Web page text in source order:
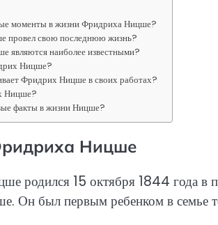
моменты в жизни Фридриха Ницше?
провел свою последнюю жизнь?
являются наиболее известными?
Ницше?
Фридрих Ницше в своих работах?
Ницше?
факты в жизни Ницше?
Ницше
родился 15 октября 1844 года в
Он был первым ребенком в